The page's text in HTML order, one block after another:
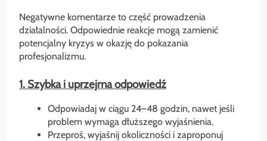
Negatywne komentarze to część prowadzenia
działalności. Odpowiednie reakcje mogą zamienić
potencjalny kryzys w okazję do pokazania
profesjonalizmu.
1. Szybka i uprzejma odpowiedź
Odpowiadaj w ciągu 24–48 godzin, nawet jeśli
problem wymaga dłuższego wyjaśnienia.
Przeproś, wyjaśnij okoliczności i zaproponuj